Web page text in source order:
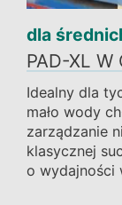
dla
PAD-XL
Idealny dla
mało wody
zarządzanie
klasycznej
o wydajności